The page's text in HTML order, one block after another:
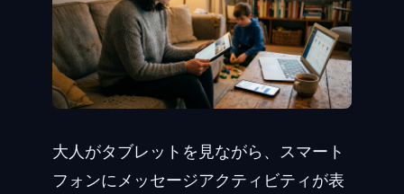
大人がタブレットを見ながら、スマート
フォンにメッセージアクティビティが表